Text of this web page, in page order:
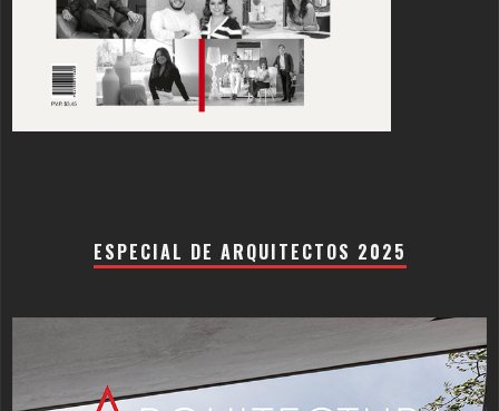
ESPECIAL DE ARQUITECTOS 2025